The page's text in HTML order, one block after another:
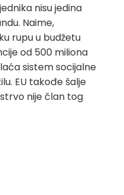
nisu jedina
Naime,
rupu u budžetu
od 500 miliona
sistem socijalne
EU takođe šalje
nije član tog